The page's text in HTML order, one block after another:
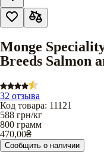
Monge
Breeds Salmon
32 отзыва
Код товара: 11121
588 грн/кг
800 грамм
470,00₴
Сообщить о наличии